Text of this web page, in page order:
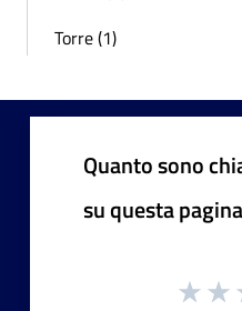
Torre (1)
Quanto sono
su questa